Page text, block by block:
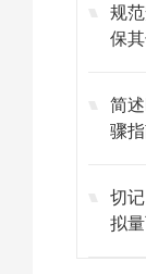
规
保
简
骤
切
拟